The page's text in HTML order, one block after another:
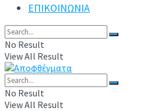
ΕΠΙΚΟΙΝΩΝΙΑ
No Result
View All Result
No Result
View All Result